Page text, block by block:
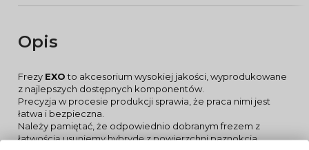
Opis
Frezy EXOto akcesorium wysokiej jakości, wyprodukowane
z najlepszych dostępnych komponentów.
Precyzja w procesie produkcji sprawia, że praca nimi jest
łatwa i bezpieczna.
Należy pamiętać, że odpowiednio dobranym frezem z
łatwością usuniemy hybrydę z powierzchni paznokcia,